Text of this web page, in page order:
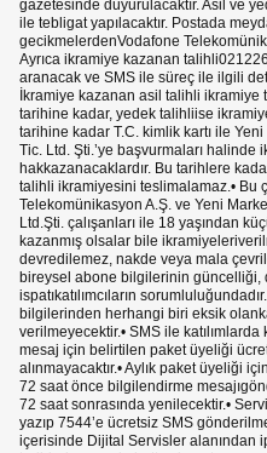
gazetesinde duyurulacaktır. Asil ve
ile tebligat yapılacaktır. Postada
gecikmelerdenVodafone
Ayrıca ikramiye kazanan
aranacak ve SMS ile süreç ile ilgili
İkramiye kazanan asil talihli
tarihine kadar, yedek talihliise
tarihine kadar T.C. kimlik kartı ile
Tic. Ltd. Şti.’ye başvurmaları
hakkazanacaklardır. Bu tarihlere
talihli ikramiyesini teslimalamaz.• Bu
Telekomünikasyon A.Ş. ve Yeni
Ltd.Şti. çalışanları ile 18 yaşından
kazanmış olsalar bile
devredilemez, nakde veya mala
bireysel abone bilgilerinin güncelliği,
ispatıkatılımcıların
bilgilerinden herhangi biri eksik
verilmeyecektir.• SMS ile katılımlarda
mesaj için belirtilen paket üyeliği
alınmayacaktır.• Aylık paket üyeliği
72 saat önce bilgilendirme
72 saat sonrasında yenilecektir.•
yazıp 7544’e ücretsiz SMS
içerisinde Dijital Servisler alanından